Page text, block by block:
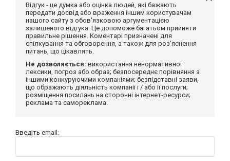
Відгук - це думка або оцінка людей, які бажають
передати досвід або враження іншим користувачам
нашого сайту з обов'язковою аргументацією
залишеного відгука. Це допоможе багатьом прийняти
правильне рішення. Коментарі призначені для
спілкування та обговорення, а також для роз'яснення
питань, що цікавлять.
Не дозволяється: використання ненормативної
лексики, погроз або образ; безпосереднє порівняння з
іншими конкуруючими компаніями; безпідставні заяви,
що ображають діяльність компанії і / або її послуги;
розміщення посилань на сторонні інтернет-ресурси;
реклама та самореклама.
Введіть email: